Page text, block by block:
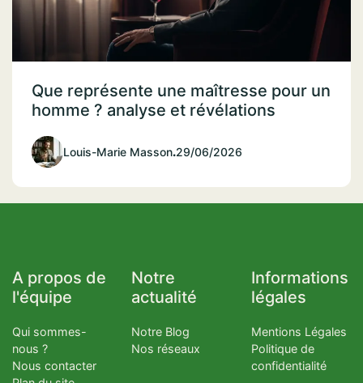
Que représente une maîtresse pour un
homme ? analyse et révélations
Louis-Marie Masson.29/06/2026
A propos de
l'équipe
Qui sommes-
nous ?
Nous contacter
Notre
actualité
Notre Blog
Nos réseaux
Informations
légales
Mentions Légales
Politique de
confidentialité